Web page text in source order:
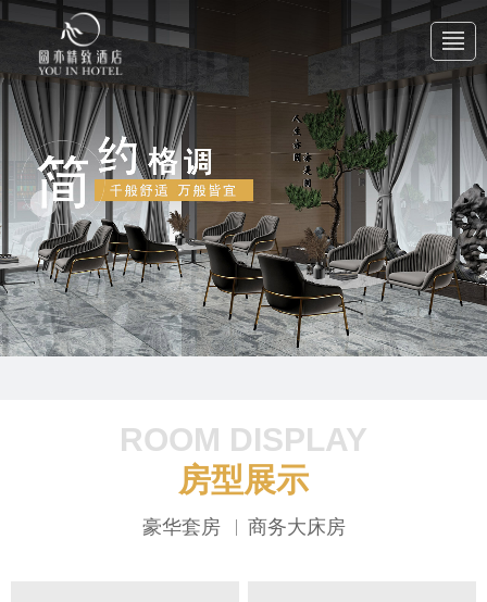
首 页
关于我们
产品中心
联系我们
ROOM DISPLAY
房型展示
豪华套房 商务大床房